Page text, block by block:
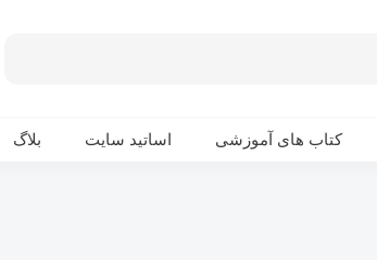
کتاب های آموزشی اساتید سایت بلاگ